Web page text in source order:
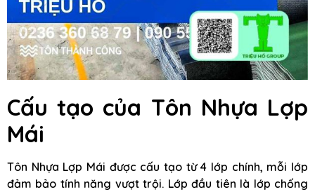
Cấu tạo của Tôn Nhựa Lợp
Mái
Tôn Nhựa Lợp Mái được cấu tạo từ 4 lớp chính, mỗi lớp
đảm bảo tính năng vượt trội. Lớp đầu tiên là lớp chống